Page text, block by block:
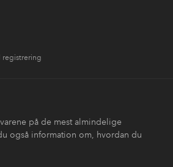
registrering
på de mest almindelige
også information om, hvordan du